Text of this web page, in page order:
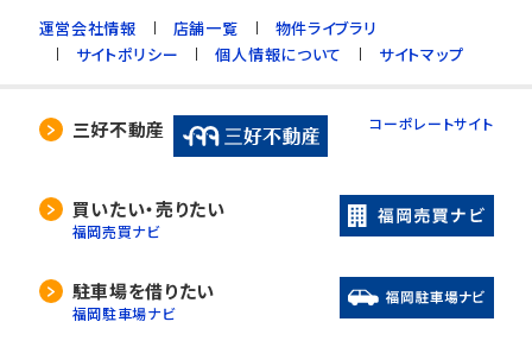
運営会社情報 店舗一覧
物件ライブラリ
サイトポリシー
個人情報について サイトマップ
三好不動産 コーポレートサイト
買いたい・売りたい
福岡売買ナビ
駐車場を借りたい
福岡駐車場ナビ